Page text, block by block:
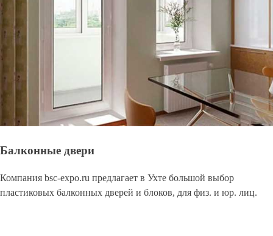
Балконные двери
Компания bsc-expo.ru предлагает в Ухте большой выбор
пластиковых балконных дверей и блоков, для физ. и юр. лиц.